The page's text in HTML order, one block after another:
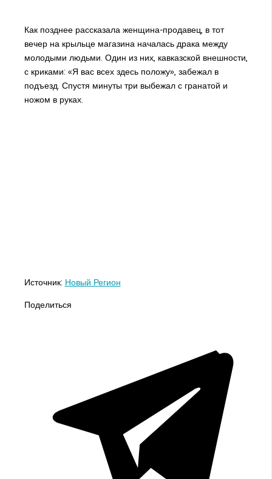
Как позднее рассказала женщина-продавец, в тот
вечер на крыльце магазина началась драка между
молодыми людьми. Один из них, кавказской внешности,
с криками: «Я вас всех здесь положу», забежал в
подъезд. Спустя минуты три выбежал с гранатой и
ножом в руках.
Источник: Новый Регион
Поделиться